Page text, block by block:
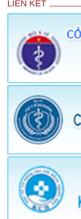
LIÊN KẾT